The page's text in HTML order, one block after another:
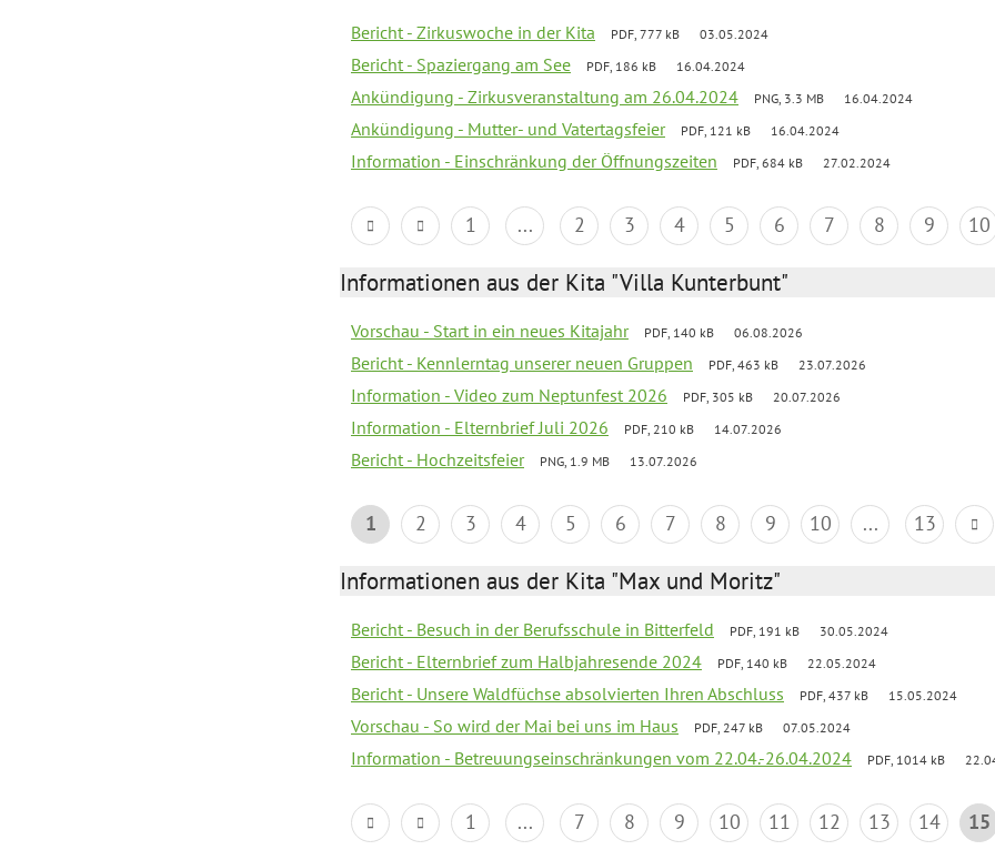
Bericht - Zirkuswoche in der Kita PDF, 777 kB 03.05.2024
Bericht - Spaziergang am See PDF, 186 kB 16.04.2024
Ankündigung - Zirkusveranstaltung am 26.04.2024 PNG, 3.3 MB 16.04.2024
Ankündigung - Mutter- und Vatertagsfeier PDF, 121 kB 16.04.2024
Information - Einschränkung der Öffnungszeiten PDF, 684 kB 27.02.2024
1 ... 2 3 4 5 6 7 8 9 10
Informationen aus der Kita "Villa Kunterbunt"
Vorschau - Start in ein neues Kitajahr PDF, 140 kB 06.08.2026
Bericht - Kennlerntag unserer neuen Gruppen PDF, 463 kB 23.07.2026
Information - Video zum Neptunfest 2026 PDF, 305 kB 20.07.2026
Information - Elternbrief Juli 2026 PDF, 210 kB 14.07.2026
Bericht - Hochzeitsfeier PNG, 1.9 MB 13.07.2026
1 2 3 4 5 6 7 8 9 10 ... 13
Informationen aus der Kita "Max und Moritz"
Bericht - Besuch in der Berufsschule in Bitterfeld PDF, 191 kB 30.05.2024
Bericht - Elternbrief zum Halbjahresende 2024 PDF, 140 kB 22.05.2024
Bericht - Unsere Waldfüchse absolvierten Ihren Abschluss PDF, 437 kB 15.05.2024
Vorschau - So wird der Mai bei uns im Haus PDF, 247 kB 07.05.2024
Information - Betreuungseinschränkungen vom 22.04.-26.04.2024 PDF, 1014 kB
1 ... 7 8 9 10 11 12 13 14 15